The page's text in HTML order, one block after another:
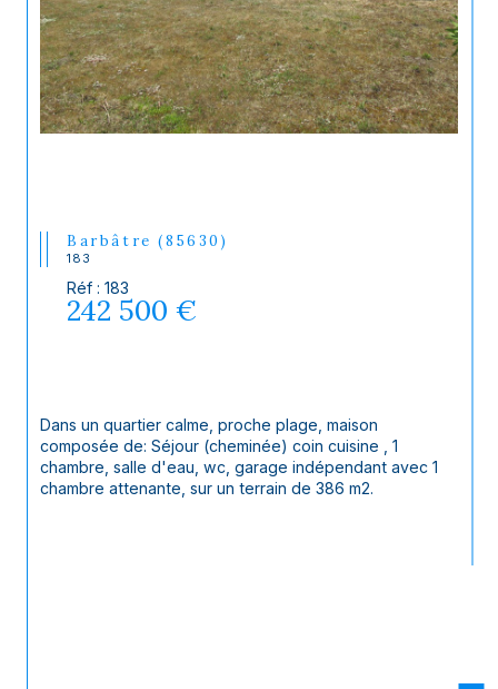
Barbâtre (85630)
183
Réf : 183
242 500 €
Dans un quartier calme, proche plage, maison
composée de: Séjour (cheminée) coin cuisine , 1
chambre, salle d'eau, wc, garage indépendant avec 1
chambre attenante, sur un terrain de 386 m2.